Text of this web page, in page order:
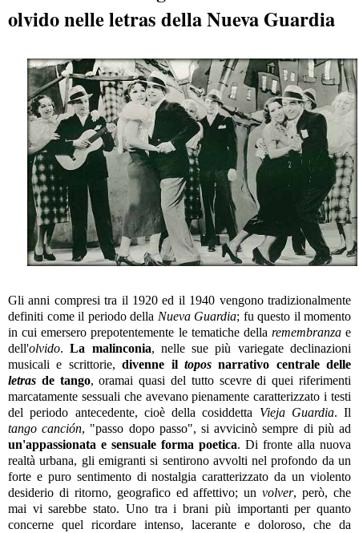
olvido nelle letras della Nueva Guardia
Gli anni compresi tra il 1920 ed il 1940 vengono tradizionalmente
definiti come il periodo della Nueva Guardia; fu questo il momento
in cui emersero prepotentemente le tematiche della remembranzae
dell'olvido.La malinconia, nelle sue più variegate declinazioni
musicali e scrittorie,divenne il toposnarrativo centrale delle
letras de tango, oramai quasi del tutto scevre di quei riferimenti
marcatamente sessuali che avevano pienamente caratterizzato i testi
del periodo antecedente, cioè della cosiddetta Vieja Guardia. Il
tango canción, "passo dopo passo", si avvicinò sempre di più ad
un'appassionata e sensuale forma poetica. Di fronte alla nuova
realtà urbana, gli emigranti si sentirono avvolti nel profondo da un
forte e puro sentimento di nostalgia caratterizzato da un violento
desiderio di ritorno, geografico ed affettivo; unvolver, però, che
mai vi sarebbe stato. Uno tra i brani più importanti per quanto
concerne quel ricordare intenso, lacerante e doloroso, che da